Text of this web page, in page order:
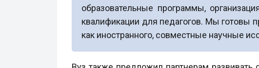
образовательные программы,
квалификации для педагогов. Мы готовы
как иностранного, совместные научные